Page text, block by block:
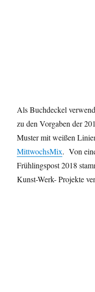
Als Buchdeckel
zu den Vorgaben der
Muster mit weißen
MittwochsMix. Von
Frühlingspost 2018
Kunst-Werk- Projekte